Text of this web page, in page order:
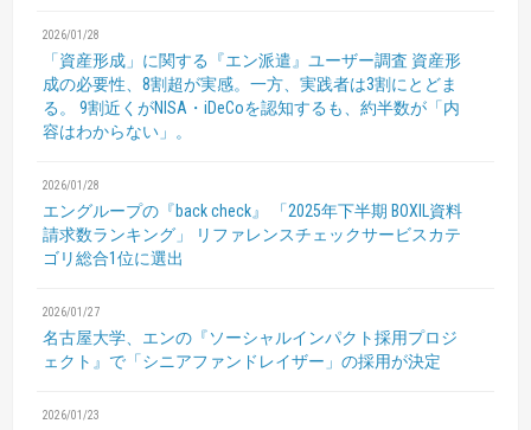
2026/01/28
「資産形成」に関する『エン派遣』ユーザー調査 資産形
成の必要性、8割超が実感。一方、実践者は3割にとどま
る。
9割近くがNISA・iDeCoを認知するも、約半数が「内
容はわからない」。
2026/01/28
エングループの『back check』
「2025年下半期 BOXIL資料
請求数ランキング」
リファレンスチェックサービスカテ
ゴリ総合1位に選出
2026/01/27
名古屋大学、エンの『ソーシャルインパクト採用プロジ
ェクト』で「シニアファンドレイザー」の採用が決定
2026/01/23